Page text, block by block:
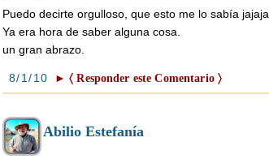
En algunos tipos de
plantillas aparecen unos
bordes alrededor de las
Puedo decirte orgulloso, que esto me lo sabía jajaja
Ya era hora de saber alguna cosa.
un gran abrazo.
8/1/10 ► 〈 Responder este Comentario 〉
Abilio Estefanía